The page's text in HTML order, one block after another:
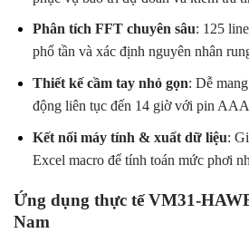
Phân tích FFT chuyên sâu: 125
phổ tần và xác định nguyên nhân
Thiết kế cầm tay nhỏ gọn: Dễ
động liên tục đến 14 giờ với pin
Kết nối máy tính & xuất dữ liệu:
Excel macro để tính toán mức phơi
Ứng dụng thực tế VM31-
Nam